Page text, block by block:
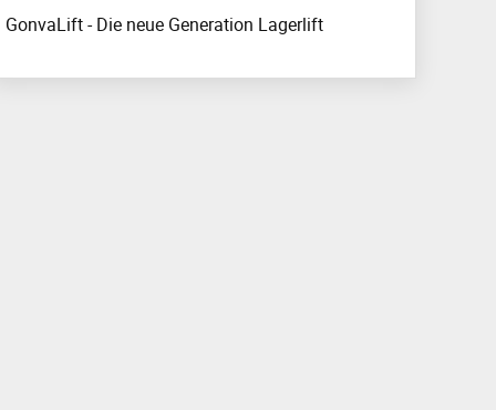
GonvaLift - Die neue Generation Lagerlift